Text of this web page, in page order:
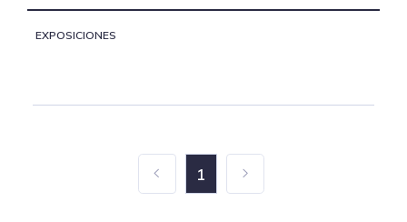
EXPOSICIONES
1